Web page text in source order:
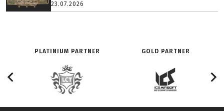
23.07.2026
PLATINIUM PARTNER GOLD PARTNER